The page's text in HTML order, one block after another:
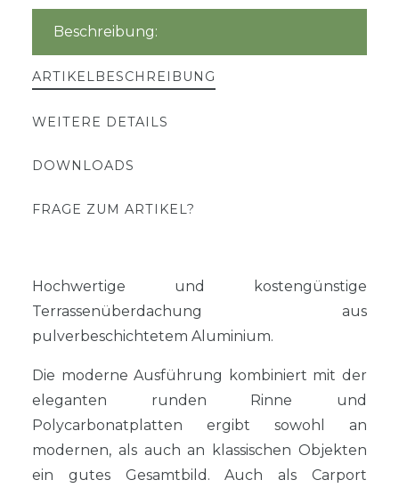
Beschreibung:
ARTIKELBESCHREIBUNG
WEITERE DETAILS
DOWNLOADS
FRAGE ZUM ARTIKEL?
Hochwertige und kostengünstige
Terrassenüberdachung aus
pulverbeschichtetem Aluminium.
Die moderne Ausführung kombiniert mit der
eleganten runden Rinne und
Polycarbonatplatten ergibt sowohl an
modernen, als auch an klassischen Objekten
ein gutes Gesamtbild. Auch als Carport